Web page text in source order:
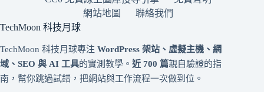
網站地圖
聯絡我們
TechMoon 科技月球
TechMoon 科技月球專注 WordPress 架站、虛擬主機、網
域、SEO 與 AI 工具的實測教學。 近 700 篇親自驗證的指
南，幫你跳過試錯，把網站與工作流程一次做到位。